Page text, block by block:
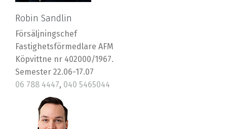
Robin Sandlin
Försäljningschef
Fastighetsförmedlare AFM
Köpvittne nr 402000/1967.
Semester 22.06-17.07
06 788 4447, 040 5465044
robin@riska.fi